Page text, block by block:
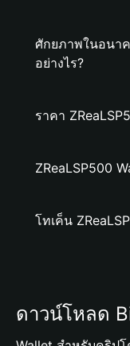
ศักยภาพในอนา
อย่างไร?
ราคา
ZReaLSP500
โทเค็น
ดาวน์โหลด